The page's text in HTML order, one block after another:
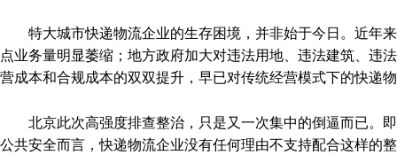
特大城市快递物流企业的生存困境，并非始于今日。近年来
点业务量明显萎缩；地方政府加大对违法用地、违法建筑、违
营成本和合规成本的双双提升，早已对传统经营模式下的快递
北京此次高强度排查整治，只是又一次集中的倒逼而已。
公共安全而言，快递物流企业没有任何理由不支持配合这样的